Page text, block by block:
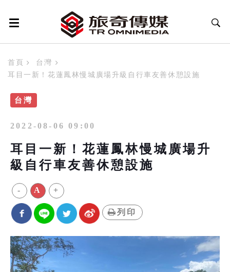
首頁
台灣
耳目一新！花蓮鳳林慢城廣場升級自行車友善休憩設施
台灣
2022-08-06 09:00
耳目一新！花蓮鳳林慢城廣場升
級自行車友善休憩設施
- A +
列印